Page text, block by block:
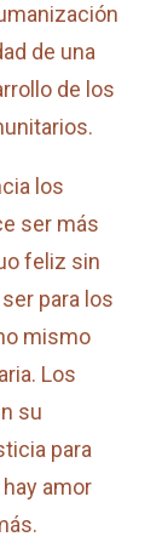
de una
de los
los
ser más
feliz sin
para los
mismo
Los
su
para
amor